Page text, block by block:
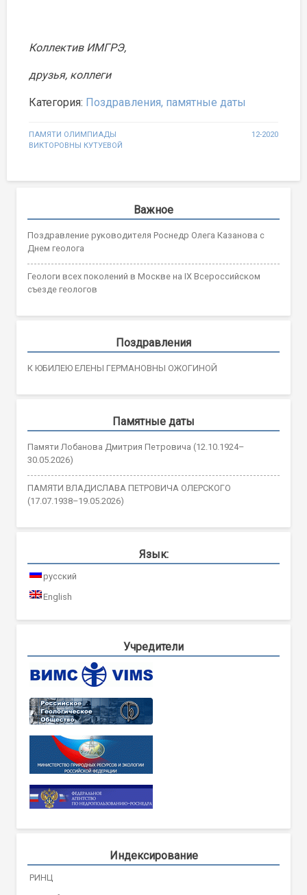
Коллектив ИМГРЭ,
друзья, коллеги
Категория: Поздравления, памятные даты
Навигация
ПАМЯТИ ОЛИМПИАДЫ
ВИКТОРОВНЫ КУТУЕВОЙ
12-2020
Важное
Поздравление руководителя Роснедр Олега Казанова с
Днем геолога
Геологи всех поколений в Москве на IX Всероссийском
съезде геологов
Поздравления
К ЮБИЛЕЮ ЕЛЕНЫ ГЕРМАНОВНЫ ОЖОГИНОЙ
Памятные даты
Памяти Лобанова Дмитрия Петровича (12.10.1924–
30.05.2026)
ПАМЯТИ ВЛАДИСЛАВА ПЕТРОВИЧА ОЛЕРСКОГО
(17.07.1938–19.05.2026)
Язык:
русский
English
Учредители
Индексирование
РИНЦ